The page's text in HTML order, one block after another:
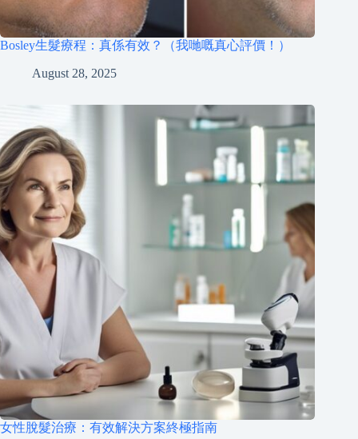
Bosley生髮療程：真係有效？（我哋嘅真心評價！）
August 28, 2025
女性脫髮治療：有效解決方案終極指南